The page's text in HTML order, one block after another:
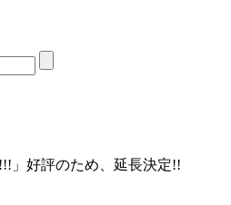
」好評のため、延長決定!!